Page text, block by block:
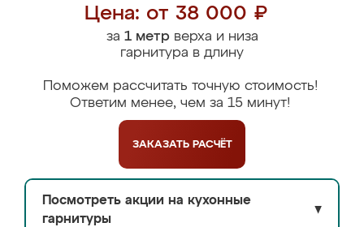
Цена: от 38 000 ₽
за 1 метрверха и низа
гарнитура в длину
Поможем рассчитать точную стоимость!
Ответим менее, чем за 15 минут!
ЗАКАЗАТЬ РАСЧЁТ
Посмотреть акции на кухонные
гарнитуры
▼